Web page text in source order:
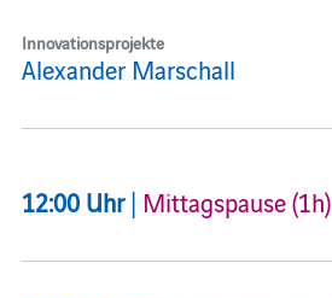
Innovationsprojekte
Alexander Marschall
12:00 Uhr| Mittagspause (1h)